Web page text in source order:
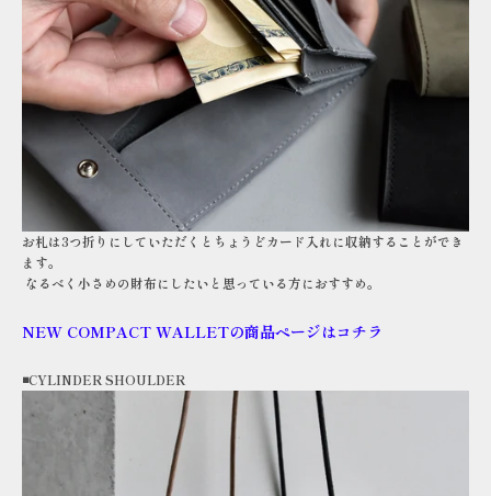
お札は3つ折りにしていただくとちょうどカード入れに収納することができ
ます。
なるべく小さめの財布にしたいと思っている方におすすめ。
NEW COMPACT WALLETの商品ページはコチラ
◾️CYLINDER SHOULDER